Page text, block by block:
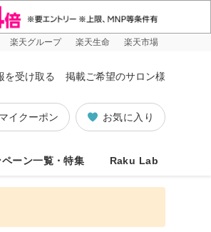
楽天グループ 楽天生命 楽天市場
を受け取る 掲載ご希望のサロン様
お気に入り
マイクーポン
ペーン一覧・特集 Raku Lab